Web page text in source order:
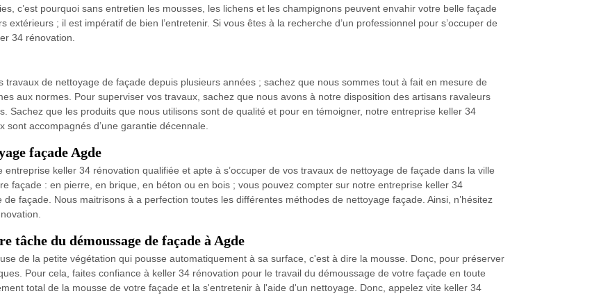
c’est pourquoi sans entretien les mousses, les lichens et les champignons peuvent envahir votre belle façade
; il est impératif de bien l’entretenir. Si vous êtes à la recherche d’un professionnel pour s’occuper de
34 rénovation.
de nettoyage de façade depuis plusieurs années ; sachez que nous sommes tout à fait en mesure de
aux normes. Pour superviser vos travaux, sachez que nous avons à notre disposition des artisans ravaleurs
Sachez que les produits que nous utilisons sont de qualité et pour en témoigner, notre entreprise keller 34
accompagnés d’une garantie décennale.
façade Agde
keller 34 rénovation qualifiée et apte à s’occuper de vos travaux de nettoyage de façade dans la ville
façade : en pierre, en brique, en béton ou en bois ; vous pouvez compter sur notre entreprise keller 34
façade. Nous maitrisons à a perfection toutes les différentes méthodes de nettoyage façade. Ainsi, n’hésitez
tâche du démoussage de façade à Agde
de la petite végétation qui pousse automatiquement à sa surface, c'est à dire la mousse. Donc, pour préserver
Pour cela, faites confiance à keller 34 rénovation pour le travail du démoussage de votre façade en toute
total de la mousse de votre façade et la s'entretenir à l'aide d'un nettoyage. Donc, appelez vite keller 34